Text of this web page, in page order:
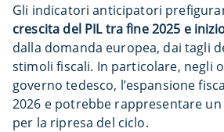
Gli indicatori anticipatori
crescita del PIL tra fine 2025 e
dalla domanda europea, dai tagli
stimoli fiscali. In particolare, negli
governo tedesco, l’espansione
2026 e potrebbe rappresentare
per la ripresa del ciclo.